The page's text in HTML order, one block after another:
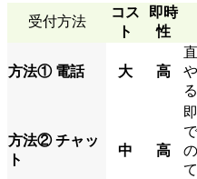
受付方法
コス
ト
即時
性
方法① 電話 大 高
る
方法② チャッ
ト
中 高